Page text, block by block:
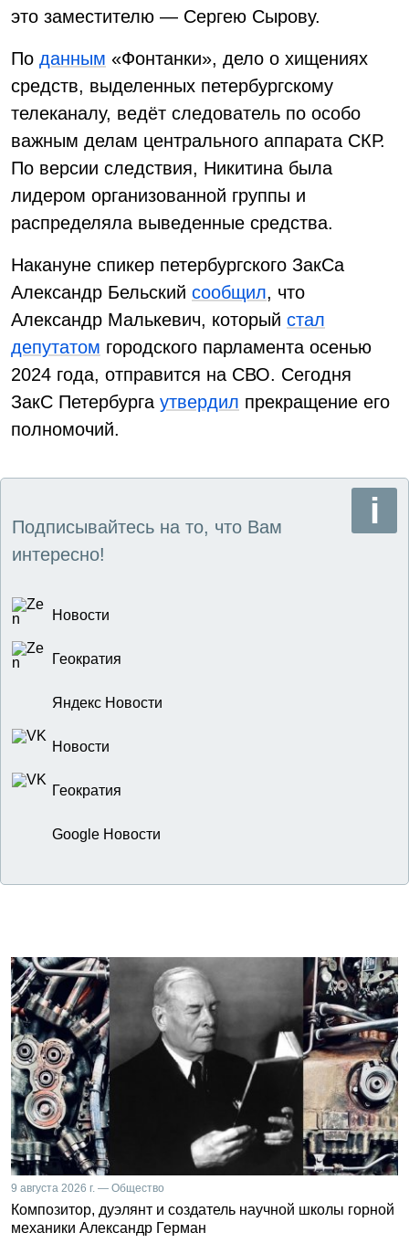
это заместителю — Сергею Сырову.
По данным «Фонтанки», дело о хищениях
средств, выделенных петербургскому
телеканалу, ведёт следователь по особо
важным делам центрального аппарата СКР.
По версии следствия, Никитина была
лидером организованной группы и
распределяла выведенные средства.
Накануне спикер петербургского ЗакСа
Александр Бельский сообщил, что
Александр Малькевич, который стал
депутатом городского парламента осенью
2024 года, отправится на СВО. Сегодня
ЗакС Петербурга утвердил прекращение его
полномочий.
Подписывайтесь на то, что Вам
интересно!
Новости
Геократия
Яндекс Новости
Новости
Геократия
Google Новости
9 августа 2026 г. — Общество
Композитор, дуэлянт и создатель научной школы горной
механики Александр Герман